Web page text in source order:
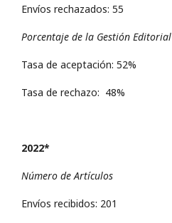
Envíos rechazados: 55
Porcentaje de la Gestión Editorial
Tasa de aceptación: 52%
Tasa de rechazo: 48%
2022*
Número de Artículos
Envíos recibidos: 201